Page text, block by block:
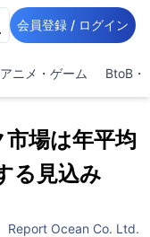
会員登録 / ログイン
アニメ・ゲーム BtoB・
場は年平均
る見込み
Report Ocean Co. Ltd.